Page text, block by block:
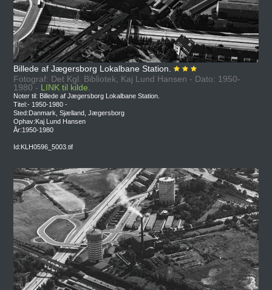
Billede af Jægersborg Lokalbane Station.
Fotograf: Det Kgl. Bibliotek, Kaj Lund Hansen - Dato: 1950-
1980 - LINK til kilde.
Noter til: Billede af Jægersborg Lokalbane Station.
Titel:- 1950-1980 -
Sted:Danmark, Sjælland, Jægersborg
Ophav:Kaj Lund Hansen
År:1950-1980
Id:KLH0596_5003.tif